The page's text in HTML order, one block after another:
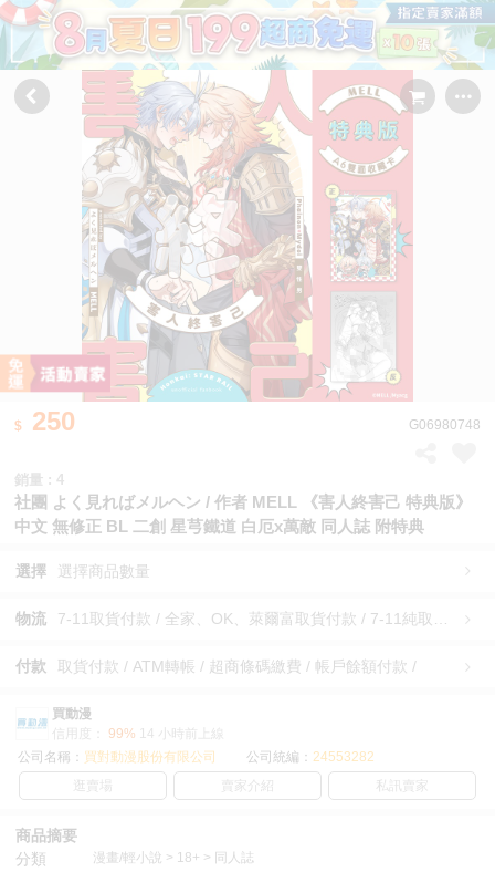
250 G06980748
銷量 : 4
社團 よく見ればメルヘン / 作者 MELL 《害人終害己 特典版》
中文 無修正 BL 二創 星芎鐵道 白厄x萬敵 同人誌 附特典
選擇 選擇商品數量
物流
付款 取貨付款 / ATM轉帳 / 超商條碼繳費 / 帳戶餘額付款 /
買動漫
信用度：
99% 14 小時前上線
公司名稱： 買對動漫股份有限公司 公司統編： 24553282
逛賣場
賣家介紹 私訊賣家
商品摘要
分類
漫畫/輕小說 > 18+ > 同人誌